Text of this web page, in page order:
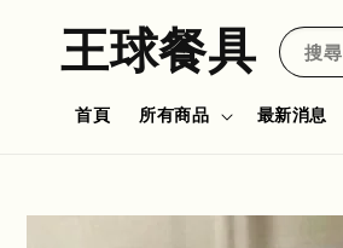
王球餐具 搜尋
首頁 所有商品 最新消息